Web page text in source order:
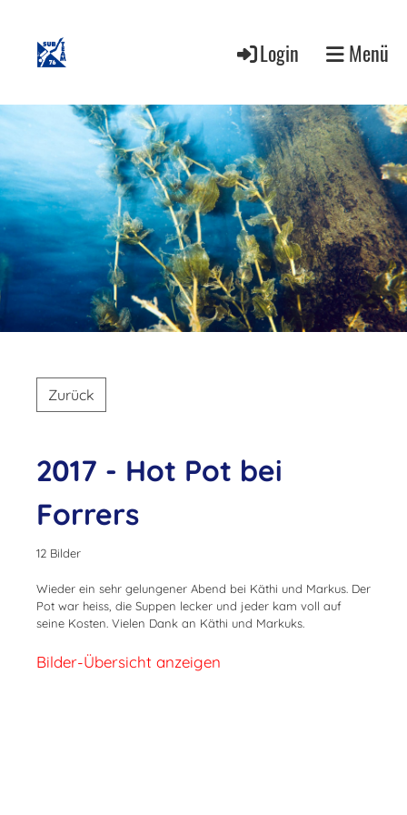
Login Menü
Zurück
2017 - Hot Pot bei
Forrers
12 Bilder
Wieder ein sehr gelungener Abend bei Käthi und Markus. Der
Pot war heiss, die Suppen lecker und jeder kam voll auf
seine Kosten. Vielen Dank an Käthi und Markuks.
Bilder-Übersicht anzeigen